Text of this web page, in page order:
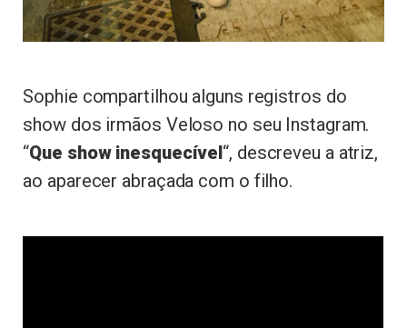
Sophie compartilhou alguns registros do
show dos irmãos Veloso no seu Instagram.
“Que show inesquecível“, descreveu a atriz,
ao aparecer abraçada com o filho.